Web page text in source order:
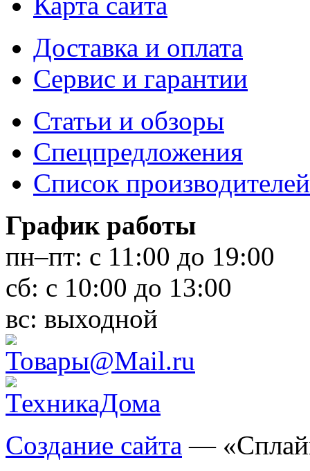
Доставка и оплата
Сервис и гарантии
Статьи и обзоры
Спецпредложения
Список производителей
График работы
пн–пт: с 11:00 до 19:00
сб: с 10:00 до 13:00
вс: выходной
Создание сайта —